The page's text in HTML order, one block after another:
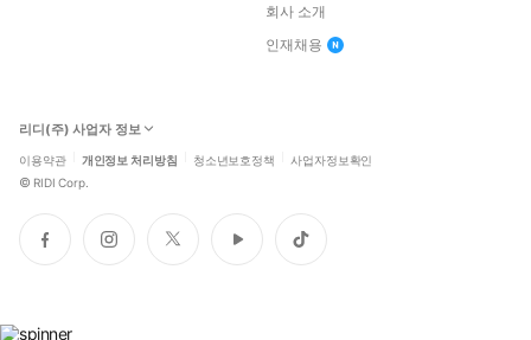
회사 소개
인재채용
리디(주) 사업자 정보
이용약관 개인정보 처리방침 청소년보호정책 사업자정보확인
© RIDI Corp.
페
이
인
스
트
위
유
튜
틱
톡